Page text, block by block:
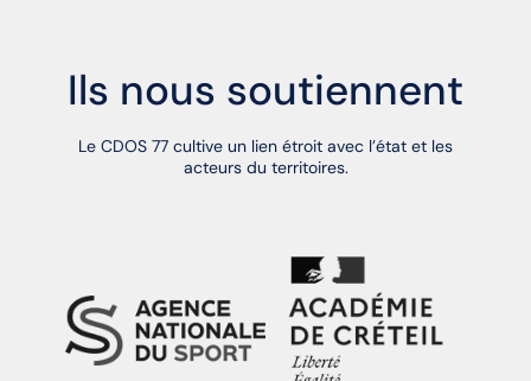
Ils nous soutiennent
Le CDOS 77 cultive un lien étroit avec l’état et les
acteurs du territoires.